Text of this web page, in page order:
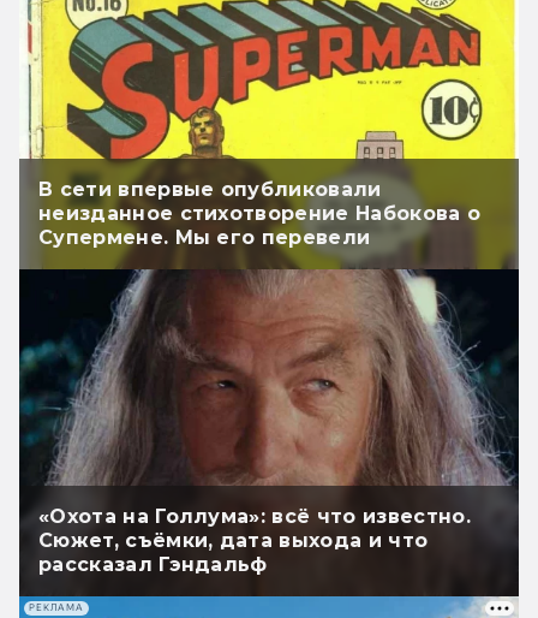
В сети впервые опубликовали
неизданное стихотворение Набокова о
Супермене. Мы его перевели
«Охота на Голлума»: всё что известно.
Сюжет, съёмки, дата выхода и что
рассказал Гэндальф
РЕКЛАМА